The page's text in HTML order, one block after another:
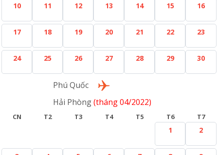
10 11 12 13 14 15 16
17 18 19 20 21 22 23
24 25 26 27 28 29 30
Phú Quốc
Hải Phòng(tháng 04/2022)
CN T2 T3 T4 T5 T6 T7
1 2